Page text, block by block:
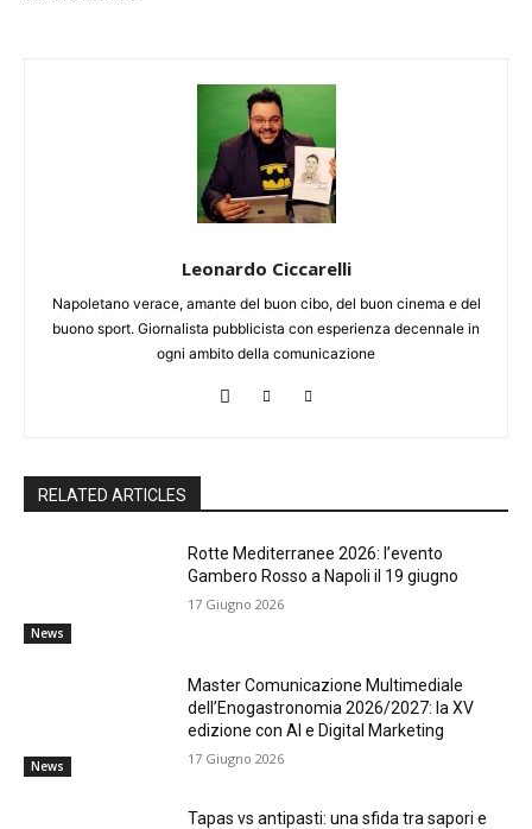
Leonardo Ciccarelli
Napoletano verace, amante del buon cibo, del buon cinema e del
buono sport. Giornalista pubblicista con esperienza decennale in
ogni ambito della comunicazione
RELATED ARTICLES
News
Rotte Mediterranee 2026: l’evento
Gambero Rosso a Napoli il 19 giugno
17 Giugno 2026
News
Master Comunicazione Multimediale
dell’Enogastronomia 2026/2027: la XV
edizione con AI e Digital Marketing
17 Giugno 2026
Tapas vs antipasti: una sfida tra sapori e